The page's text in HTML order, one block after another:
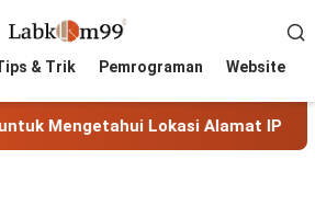
& Trik Pemrograman Website
Lokasi Alamat IP